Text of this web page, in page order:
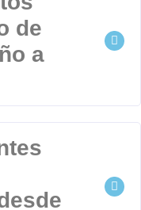
de
a